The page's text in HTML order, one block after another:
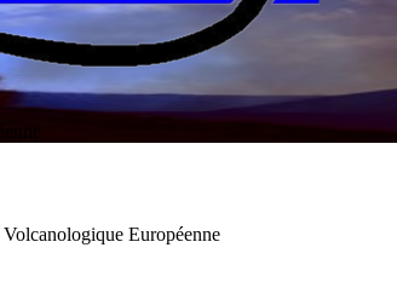
Européenne